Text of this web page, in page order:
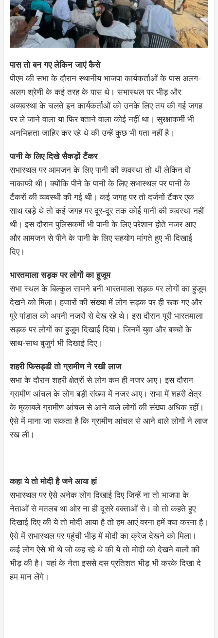
पास तो बन गए लेकिन जाएं कैसे
पीएम की सभा के दौरान स्थानीय भाजपा कार्यकर्ताओं के पास अलग-
अलग श्रेणी के कई तरह के पास थे। सभास्थल पर भीड़ और
अव्यवस्था के चलते इन कार्यकर्ताओं को उनके लिए तय की गई जगह
पर ले जाने वाला या फिर बताने वाला कोई नहीं था। सुरक्षाकर्मी भी
अनभिज्ञता जाहिर कर रहे थे की उन्हें कुछ भी पता नहीं है।
पानी के लिए दिखे सैकड़ों टैंकर
सभास्थल पर आमजन के लिए पानी की व्यवस्था तो थी लेकिन वो
नाकाफी थी। क्योंकि पीने के पानी के लिए सभास्थल पर पानी के
टैंकरों की व्यवस्थी की गई थी। कई जगह पर तो दर्जनों टैंकर एक
साथ खड़े थे तो कई जगह पर दूर-दूर तक कोई पानी की व्यवस्था नहीं
थी। इस दौरान पुलिसकर्मी भी पानी के लिए परेशान होते नजर आए
और आमजन से पीने के पानी के लिए सहयोग मांगते हुए भी दिखाई
दिए।
भारतमाला सड़क पर लोगों का हुजूम
सभा स्थल के बिल्कुल सामने बनी भारतमाला सड़क पर लोगों का हुजूम
देखने को मिला। हजारों की संख्या में लोग सड़क पर ही रूक गए और
पूरे पांडाल को अपनी नजरों से देख रहे थे। इस दौरान पूरी भारतमाला
सड़क पर लोगों का हुजूम दिखाई दिया। जिनमें युवा और बच्चों के
साथ-साथ बुजुर्ग भी दिखाई दिए।
शहरी फिसड्डी तो ग्रामीण ने रखी लाज
सभा के दौरान शहरी क्षेत्रों से लोग कम ही नजर आए। इस दौरान
ग्रामीण आंचल के लोग बड़ी संख्या में नजर आए। सभा में शहरी क्षेत्र
के मुकाबले ग्रामीण आंचल से आने वाले लोगों की संख्या अधिक रहीं।
ऐसे मेंं माना जा सकता है कि ग्रामीण आंचल से आने वाले लोगों ने लाज
रख ली।
कहा ये तो मोदी है जने आया हां
सभास्थल पर ऐसे अनेक लोग दिखाई दिए जिन्हें ना तो भाजपा के
नेताओं से मतलब था ओर ना ही दूसरे वक्ताओं से। वो तो कहते हुए
दिखाई दिए की ये तो मोदी आया है तो हम आएं वरना हमें क्या करना है।
ऐसे में सभास्थल पर पहुंची भीड़ में मोदी का क्रेज देखने को मिला।
कई लोग ऐसे भी थे जो कह रहे थे की ये तो मोदी को देखने वालों की
भीड़ की है। यहां के नेता इससे दस प्रतिशत भीड़ भी करके दिखा दे
हम मान लेंगे।